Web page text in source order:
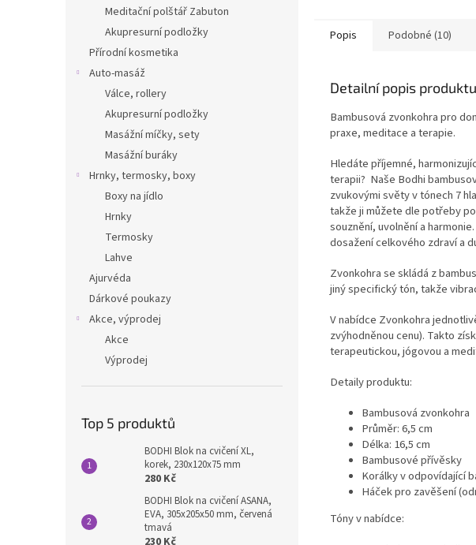
Meditační polštář Zabuton
Akupresurní podložky
Přírodní kosmetika
Auto-masáž
Válce, rollery
Akupresurní podložky
Masážní míčky, sety
Masážní buráky
Hrnky, termosky, boxy
Boxy na jídlo
Hrnky
Termosky
Lahve
Ajurvéda
Dárkové poukazy
Akce, výprodej
Akce
Výprodej
Top 5 produktů
BODHI Blok na cvičení XL,
korek, 230x120x75 mm
280 Kč
BODHI Blok na cvičení ASANA,
EVA, 305x205x50 mm, červená
tmavá
230 Kč
Popis Podobné (10)
Detailní popis produktu
Bambusová zvonkohra pro
praxe, meditace a terapie.
Hledáte příjemné,
terapii? Naše Bodhi
zvukovými světy v tónech 7
takže ji můžete dle potřeby
souznění, uvolnění a harmonie.
dosažení celkového zdraví a
Zvonkohra se skládá z
jiný specifický tón, takže
V nabídce Zvonkohra
zvýhodněnou cenu). Takto
terapeutickou, jógovou a
Detaily produktu:
Bambusová zvonkohra
Průměr: 6,5 cm
Délka: 16,5 cm
Bambusové přívěsky
Korálky v odpovídající
Háček pro zavěšení
Tóny v nabídce: